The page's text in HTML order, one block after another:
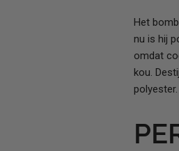
Het
nu is hij
omdat
kou.